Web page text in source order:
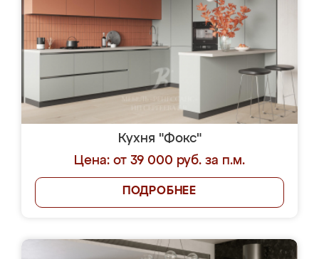
Кухня "Фокс"
Цена: от 39 000 руб. за п.м.
ПОДРОБНЕЕ